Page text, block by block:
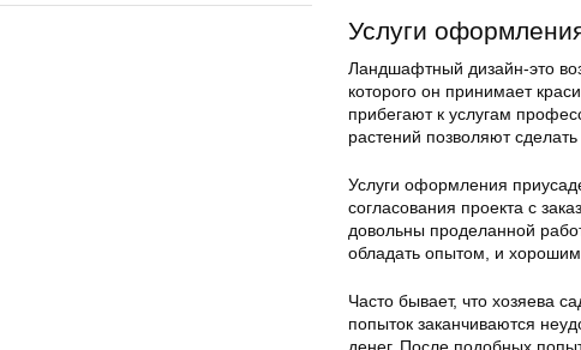
Услуги
Ландшафтный дизайн-это
которого он принимает
прибегают к услугам
растений позволяют
Услуги оформления
согласования проекта с
довольны проделанной
обладать опытом, и
Часто бывает, что хозяева
попыток заканчиваются